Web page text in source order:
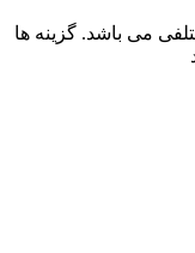
می باشد. گزینه ها